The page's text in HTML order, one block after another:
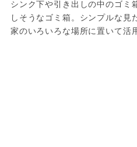
シンク下や引き出しの中のゴミ
しそうなゴミ箱。シンプルな見
家のいろいろな場所に置いて活